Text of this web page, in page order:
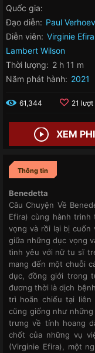
Quốc gia:
Đạo diễn: Paul
Diễn viên: Virginie Efira
Lambert Wilson
Thời lượng: 2 h 11 m
Năm phát hành: 2021
61,344 21 lượt
XEM
Thông tin
Benedetta
Câu Chuyện Về
Efira) cùng hành
vọng và rồi lại bị cuốn
giữa những dục vọng
tình yêu với nữ tu sĩ
mang đến một chuỗi
dục, đồng giới trong
đương thời là dịch
trì hoãn chiếu tại liên
cũng giống như
trưng về tính hoang
chốt của những vụ
(Virginie Efira), một